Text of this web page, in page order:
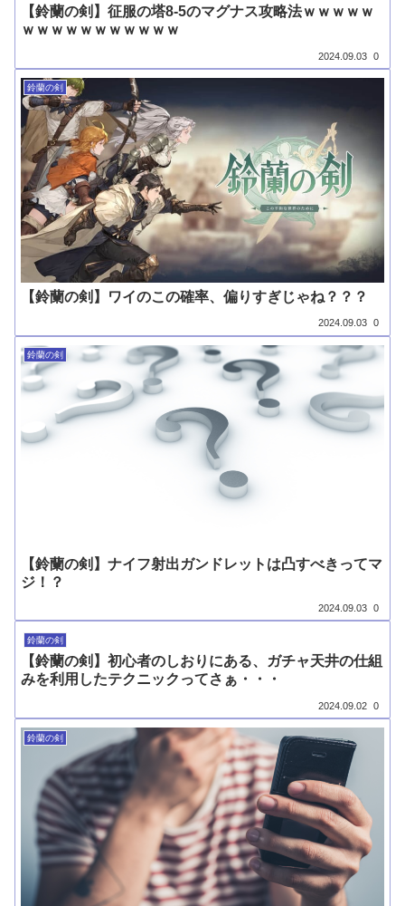
【鈴蘭の剣】征服の塔8-5のマグナス攻略法ｗｗｗｗｗ
ｗｗｗｗｗｗｗｗｗｗｗ
2024.09.03 0
鈴蘭の剣
【鈴蘭の剣】ワイのこの確率、偏りすぎじゃね？？？
2024.09.03 0
鈴蘭の剣
【鈴蘭の剣】ナイフ射出ガンドレットは凸すべきってマ
ジ！？
2024.09.03 0
鈴蘭の剣
【鈴蘭の剣】初心者のしおりにある、ガチャ天井の仕組
みを利用したテクニックってさぁ・・・
2024.09.02 0
鈴蘭の剣